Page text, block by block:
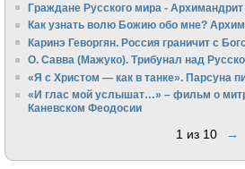
Граждане Русского мира -
Как узнать волю Божию обо мне?
Каринэ Геворгян. Россия граничит с
О. Савва (Мажуко). Трибунал над
«Я с Христом — как в танке». Парсуна
«И глас мой услышат…» – фильм о
Каневском Феодосии
1 из 10 →